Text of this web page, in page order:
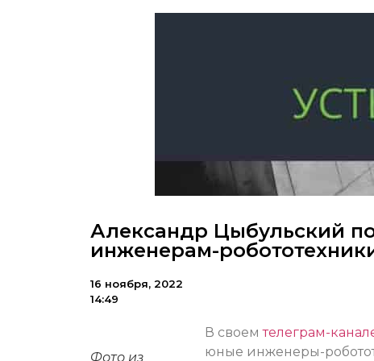
Александр Цыбульский
инженерам-
16 ноября, 2022
14:49
Фото из
В своемтелеграм-
юные инженеры-